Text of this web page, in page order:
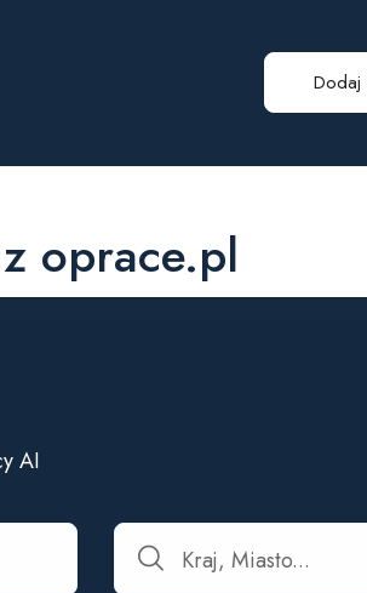
Dodaj
oprace.pl
AI
Kraj, Miasto...